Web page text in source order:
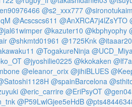
@s2_xxx777
@Acscscs611 @AnXRCA7j4lZsYTO
@kazuter10 @kbphyophy
@shkmtd01961 @1725Knk @itaaar20
@TogakureNinja
@jyoshilie0225 @kkokaken
@eleanor_orix @jihiBLUES
@spainBarcelona
@eric_carrire @EriPsyOT
@P59LwlGjee5eHdB